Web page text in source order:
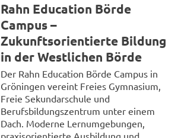
Rahn Education Börde
Campus –
Zukunftsorientierte Bildung
in der Westlichen Börde
Der Rahn Education Börde Campus in
Gröningen vereint Freies Gymnasium,
Freie Sekundarschule und
Berufsbildungszentrum unter einem
Dach. Moderne Lernumgebungen,